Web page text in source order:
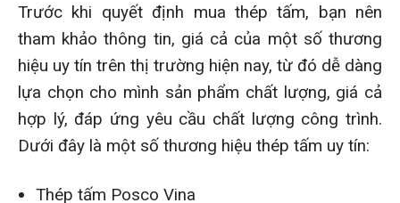
Trước khi quyết định mua thép tấm, bạn nên
tham khảo thông tin, giá cả của một số thương
hiệu uy tín trên thị trường hiện nay, từ đó dễ dàng
lựa chọn cho mình sản phẩm chất lượng, giá cả
hợp lý, đáp ứng yêu cầu chất lượng công trình.
Dưới đây là một số thương hiệu thép tấm uy tín:
Thép tấm Posco Vina